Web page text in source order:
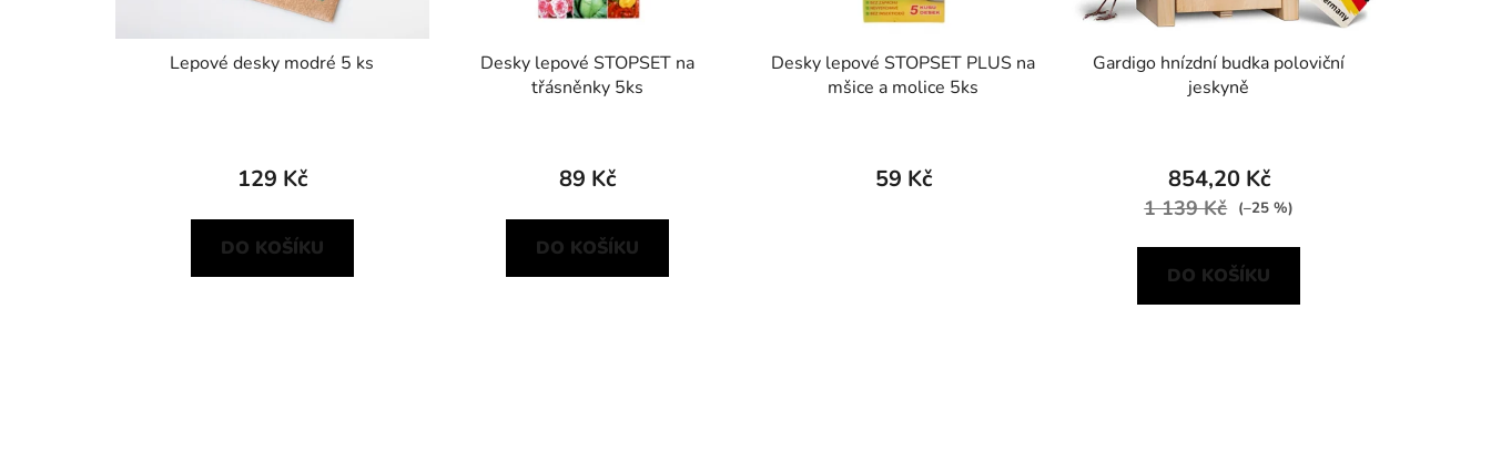
Lepové desky modré 5 ks
129 Kč
DO KOŠÍKU
Desky lepové STOPSET na
třásněnky 5ks
89 Kč
DO KOŠÍKU
Desky lepové STOPSET PLUS na
mšice a molice 5ks
59 Kč
Gardigo hnízdní budka poloviční
jeskyně
854,20 Kč
1 139 Kč (–25 %)
DO KOŠÍKU